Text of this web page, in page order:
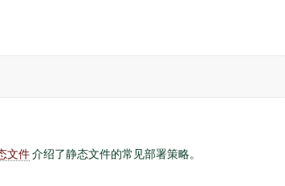
文件介绍了静态文件的常见部署策略。